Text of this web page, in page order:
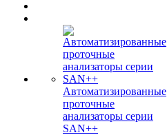
Автоматизированные
проточные
анализаторы серии
SAN++